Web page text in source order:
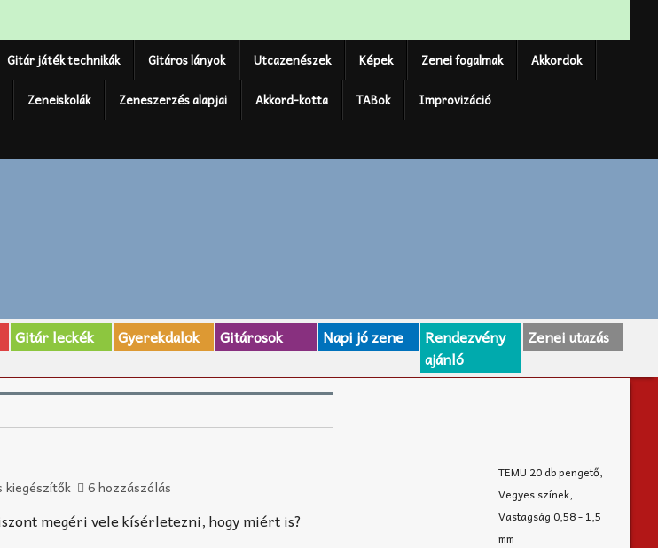
Gitár játék technikák Gitáros lányok Utcazenészek Képek Zenei fogalmak Akkordok
Zeneiskolák Zeneszerzés alapjai Akkord-kotta TABok Improvizáció
Gitár leckék Gyerekdalok Gitárosok Napi jó zene
Rendezvény
ajánló
Zenei utazás
kiegészítők 6 hozzászólás
megéri vele kísérletezni, hogy miért is?
TEMU 20 db pengető,
Vegyes színek,
Vastagság 0,58 - 1,5
mm